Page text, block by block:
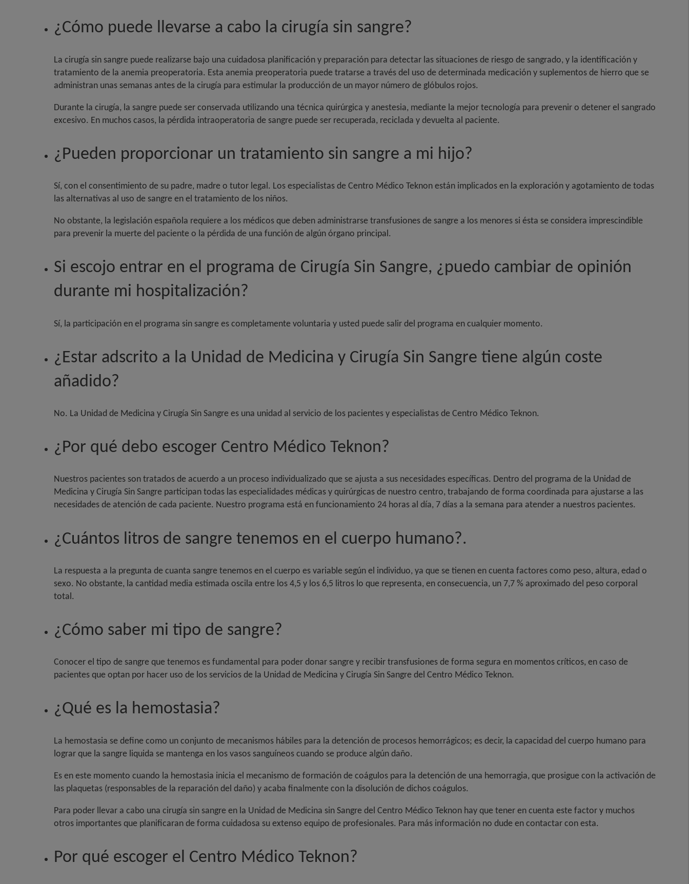
¿Cómo puede llevarse a cabo la cirugía sin sangre?
La cirugía sin sangre puede realizarse bajo una cuidadosa planificación y preparación para detectar las situaciones de riesgo de sangrado, y la identificación y
tratamiento de la anemia preoperatoria. Esta anemia preoperatoria puede tratarse a través del uso de determinada medicación y suplementos de hierro que se
administran unas semanas antes de la cirugía para estimular la producción de un mayor número de glóbulos rojos.
Durante la cirugía, la sangre puede ser conservada utilizando una técnica quirúrgica y anestesia, mediante la mejor tecnología para prevenir o detener el sangrado
excesivo. En muchos casos, la pérdida intraoperatoria de sangre puede ser recuperada, reciclada y devuelta al paciente.
¿Pueden proporcionar un tratamiento sin sangre a mi hijo?
Sí, con el consentimiento de su padre, madre o tutor legal. Los especialistas de Centro Médico Teknon están implicados en la exploración y agotamiento de todas
las alternativas al uso de sangre en el tratamiento de los niños.
No obstante, la legislación española requiere a los médicos que deben administrarse transfusiones de sangre a los menores si ésta se considera imprescindible
para prevenir la muerte del paciente o la pérdida de una función de algún órgano principal.
Si escojo entrar en el programa de Cirugía Sin Sangre, ¿puedo cambiar de opinión
durante mi hospitalización?
Sí, la participación en el programa sin sangre es completamente voluntaria y usted puede salir del programa en cualquier momento.
¿Estar adscrito a la Unidad de Medicina y Cirugía Sin Sangre tiene algún coste
añadido?
No. La Unidad de Medicina y Cirugía Sin Sangre es una unidad al servicio de los pacientes y especialistas de Centro Médico Teknon.
¿Por qué debo escoger Centro Médico Teknon?
Nuestros pacientes son tratados de acuerdo a un proceso individualizado que se ajusta a sus necesidades específicas. Dentro del programa de la Unidad de
Medicina y Cirugía Sin Sangre participan todas las especialidades médicas y quirúrgicas de nuestro centro, trabajando de forma coordinada para ajustarse a las
necesidades de atención de cada paciente. Nuestro programa está en funcionamiento 24 horas al día, 7 días a la semana para atender a nuestros pacientes.
¿Cuántos litros de sangre tenemos en el cuerpo humano?.
La respuesta a la pregunta de cuanta sangre tenemos en el cuerpo es variable según el individuo, ya que se tienen en cuenta factores como peso, altura, edad o
sexo. No obstante, la cantidad media estimada oscila entre los 4,5 y los 6,5 litros lo que representa, en consecuencia, un 7,7 % aproximado del peso corporal
total.
¿Cómo saber mi tipo de sangre?
Conocer el tipo de sangre que tenemos es fundamental para poder donar sangre y recibir transfusiones de forma segura en momentos críticos, en caso de
pacientes que optan por hacer uso de los servicios de la Unidad de Medicina y Cirugía Sin Sangre del Centro Médico Teknon.
¿Qué es la hemostasia?
La hemostasia se define como un conjunto de mecanismos hábiles para la detención de procesos hemorrágicos; es decir, la capacidad del cuerpo humano para
lograr que la sangre liquida se mantenga en los vasos sanguíneos cuando se produce algún daño.
Es en este momento cuando la hemostasia inicia el mecanismo de formación de coágulos para la detención de una hemorragia, que prosigue con la activación de
las plaquetas (responsables de la reparación del daño) y acaba finalmente con la disolución de dichos coágulos.
Para poder llevar a cabo una cirugía sin sangre en la Unidad de Medicina sin Sangre del Centro Médico Teknon hay que tener en cuenta este factor y muchos
otros importantes que planificaran de forma cuidadosa su extenso equipo de profesionales. Para más información no dude en contactar con esta.
Por qué escoger el Centro Médico Teknon?